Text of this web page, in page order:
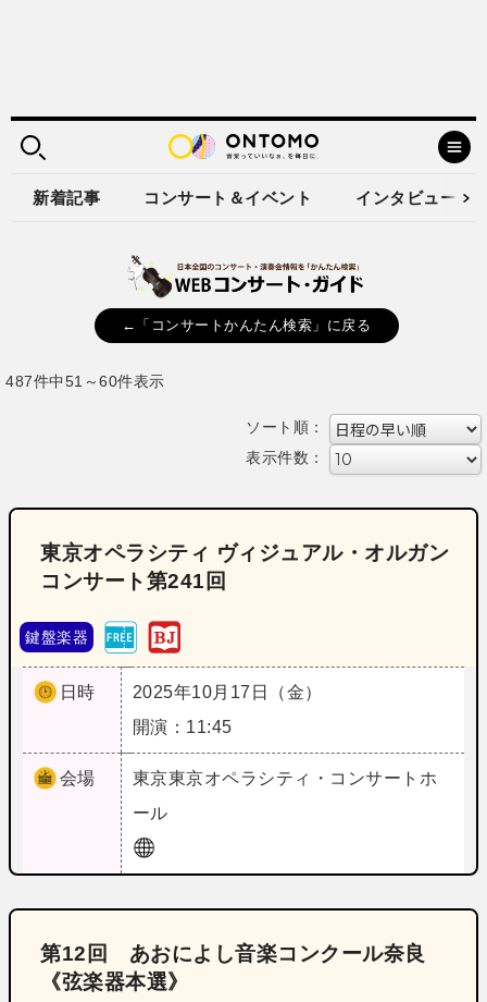
新着記事 コンサート＆イベント インタビュー
←「コンサートかんたん検索」に戻る
487件中51～60件表示
ソート順：
表示件数：
東京オペラシティ ヴィジュアル・オルガン
コンサート第241回
鍵盤楽器
日時
2025年10月17日（金）
開演：11:45
会場 東京東京オペラシティ・コンサートホ
ール
第12回 あおによし音楽コンクール奈良
《弦楽器本選》